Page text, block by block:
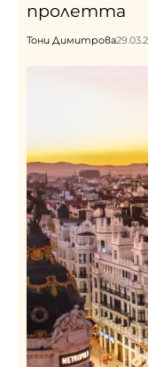
пролетта
Тони Димитрова